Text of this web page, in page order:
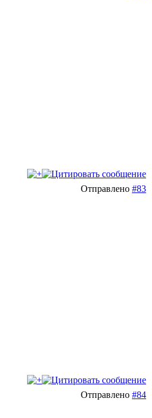
Отправлено #83
Отправлено #84